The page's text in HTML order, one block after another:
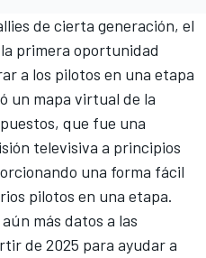
de cierta generación, el
primera oportunidad
a los pilotos en una etapa
un mapa virtual de la
que fue una
televisiva a principios
una forma fácil
pilotos en una etapa.
más datos a las
de 2025 para ayudar a